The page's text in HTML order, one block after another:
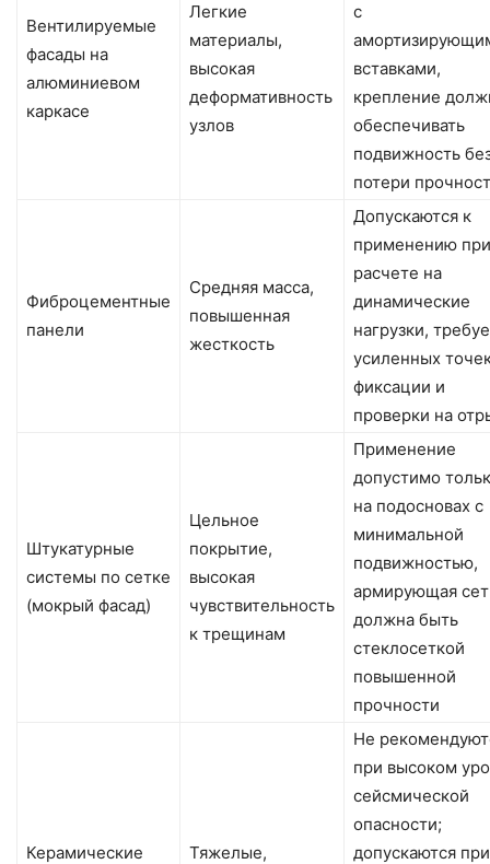
Вентилируемые
фасады на
алюминиевом
каркасе
Легкие
материалы,
высокая
деформативность
узлов
с
вставками,
крепление
обеспечивать
подвижность
потери
Фиброцементные
панели
Средняя масса,
повышенная
жесткость
Допускаются к
применению при
расчете на
динамические
нагрузки,
усиленных
фиксации и
проверки на
Штукатурные
системы по сетке
(мокрый фасад)
Цельное
покрытие,
высокая
чувствительность
к трещинам
Применение
допустимо
на подосновах с
минимальной
подвижностью,
армирующая
должна быть
стеклосеткой
повышенной
прочности
Керамические Тяжелые,
Не
при высоком
сейсмической
опасности;
допускаются при